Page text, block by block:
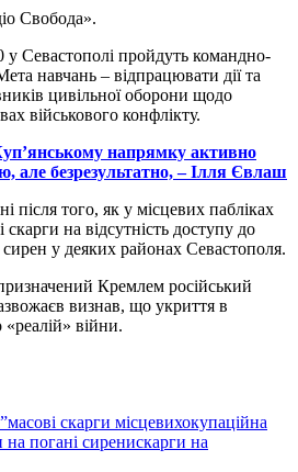
Свобода».
у Севастополі пройдуть командно-
навчань – відпрацювати дії та
цивільної оборони щодо
військового конфлікту.
напрямку активно
але безрезультатно, – Ілля Євлаш
після того, як у місцевих пабліках
скарги на відсутність доступу до
у деяких районах Севастополя.
Кремлем російський
визнав, що укриття в
«реалій» війни.
масові скарги місцевихокупаційна
на погані сиренискарги на